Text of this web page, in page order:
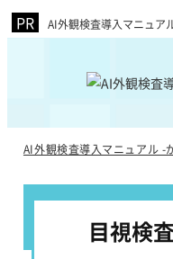
AI外観検査導入マニュア
AI外観検査導入マニュアル -
目視検